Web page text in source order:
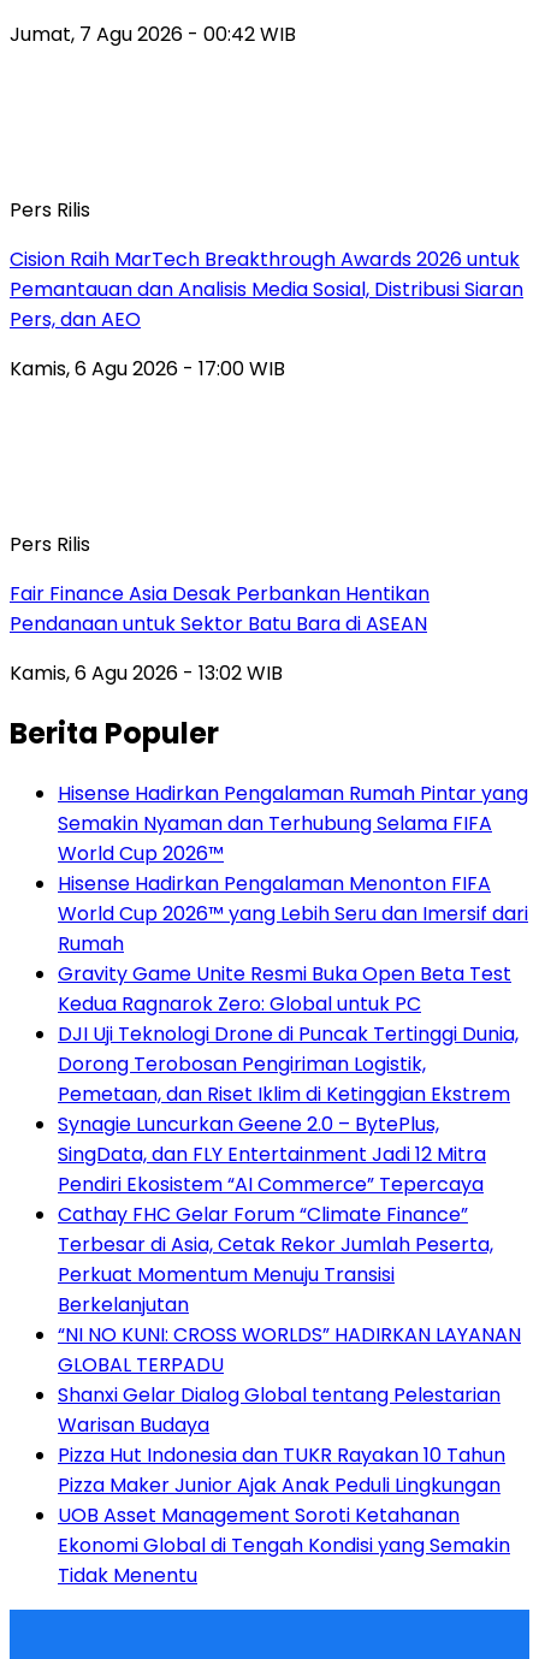
Jumat, 7 Agu 2026 - 00:42 WIB
Pers Rilis
Cision Raih MarTech Breakthrough Awards 2026 untuk
Pemantauan dan Analisis Media Sosial, Distribusi Siaran
Pers, dan AEO
Kamis, 6 Agu 2026 - 17:00 WIB
Pers Rilis
Fair Finance Asia Desak Perbankan Hentikan
Pendanaan untuk Sektor Batu Bara di ASEAN
Kamis, 6 Agu 2026 - 13:02 WIB
Berita Populer
Hisense Hadirkan Pengalaman Rumah Pintar yang
Semakin Nyaman dan Terhubung Selama FIFA
World Cup 2026™
Hisense Hadirkan Pengalaman Menonton FIFA
World Cup 2026™ yang Lebih Seru dan Imersif dari
Rumah
Gravity Game Unite Resmi Buka Open Beta Test
Kedua Ragnarok Zero: Global untuk PC
DJI Uji Teknologi Drone di Puncak Tertinggi Dunia,
Dorong Terobosan Pengiriman Logistik,
Pemetaan, dan Riset Iklim di Ketinggian Ekstrem
Synagie Luncurkan Geene 2.0 – BytePlus,
SingData, dan FLY Entertainment Jadi 12 Mitra
Pendiri Ekosistem “AI Commerce” Tepercaya
Cathay FHC Gelar Forum “Climate Finance”
Terbesar di Asia, Cetak Rekor Jumlah Peserta,
Perkuat Momentum Menuju Transisi
Berkelanjutan
“NI NO KUNI: CROSS WORLDS” HADIRKAN LAYANAN
GLOBAL TERPADU
Shanxi Gelar Dialog Global tentang Pelestarian
Warisan Budaya
Pizza Hut Indonesia dan TUKR Rayakan 10 Tahun
Pizza Maker Junior Ajak Anak Peduli Lingkungan
UOB Asset Management Soroti Ketahanan
Ekonomi Global di Tengah Kondisi yang Semakin
Tidak Menentu